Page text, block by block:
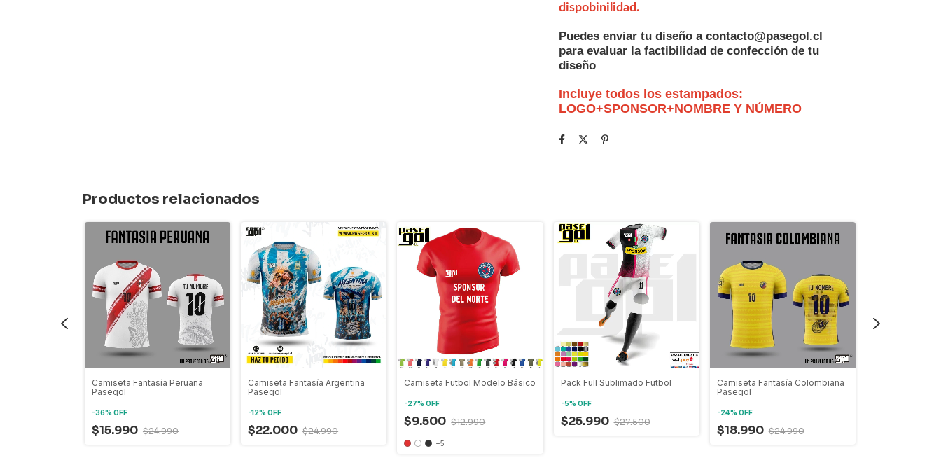
dispobinilidad.
Puedes enviar tu diseño a contacto@pasegol.cl
para evaluar la factibilidad de confección de tu
diseño
Incluye todos los estampados:
LOGO+SPONSOR+NOMBRE Y NÚMERO
Productos relacionados
Camiseta Fantasía Peruana
Pasegol
-36% OFF
$15.990 $24.990
Camiseta Fantasía Argentina
Pasegol
-12%OFF
$22.000 $24.990
Camiseta Futbol Modelo Básico
-27%OFF
$9.500 $12.990
+5
Pack Full Sublimado Futbol
-5% OFF
$25.990 $27.500
Camiseta Fantasía Colombiana
Pasegol
-24% OFF
$18.990 $24.990